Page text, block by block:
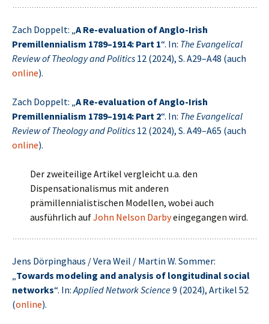
Zach Doppelt: „A Re-evaluation of Anglo-Irish
Premillennialism 1789–1914: Part 1“. In: The Evangelical
Review of Theology and Politics 12 (2024), S. A29–A48 (auch
online).
Zach Doppelt: „A Re-evaluation of Anglo-Irish
Premillennialism 1789–1914: Part 2“. In: The Evangelical
Review of Theology and Politics 12 (2024), S. A49–A65 (auch
online).
Der zweiteilige Artikel vergleicht u.a. den
Dispensationalismus mit anderen
prämillennialistischen Modellen, wobei auch
ausführlich aufJohn Nelson Darbyeingegangen wird.
Jens Dörpinghaus / Vera Weil / Martin W. Sommer:
„Towards modeling and analysis of longitudinal social
networks“. In:Applied Network Science9 (2024), Artikel 52
(online).